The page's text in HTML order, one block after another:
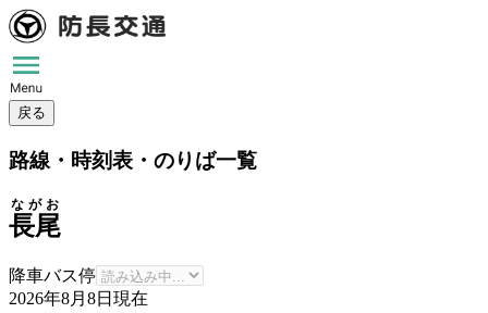
戻る
路線・時刻表・のりば一覧
長尾
ながお
降車バス停
2026年8月8日 現在